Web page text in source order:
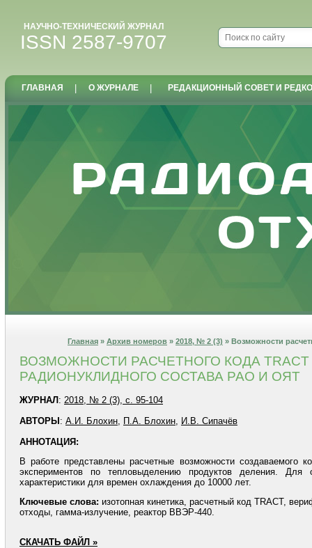
НАУЧНО-ТЕХНИЧЕСКИЙ ЖУРНАЛ
ISSN 2587-9707
ГЛАВНАЯ О ЖУРНАЛЕ РЕДАКЦИОННЫЙ СОВЕТ И
Главная » Архив номеров » 2018, № 2 (3) » Возможности
ВОЗМОЖНОСТИ РАСЧЕТНОГО КОДА
РАДИОНУКЛИДНОГО СОСТАВА РАО И ОЯТ
ЖУРНАЛ : 2018, № 2 (3), с. 95-104
АВТОРЫ : А.И. Блохин, П.А. Блохин, И.В. Сипачёв
АННОТАЦИЯ:
В работе представлены расчетные возможности создаваемого
экспериментов по тепловыделению продуктов деления. Для
характеристики для времен охлаждения до 10000 лет.
Ключевые слова: изотопная кинетика, расчетный код TRACT,
отходы, гамма-излучение, реактор ВВЭР-440.
СКАЧАТЬ ФАЙЛ »